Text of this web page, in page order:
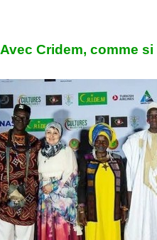
Avec Cridem, comme